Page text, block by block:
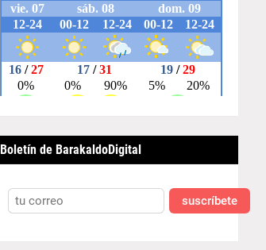
Boletín de BarakaldoDigital
suscríbete